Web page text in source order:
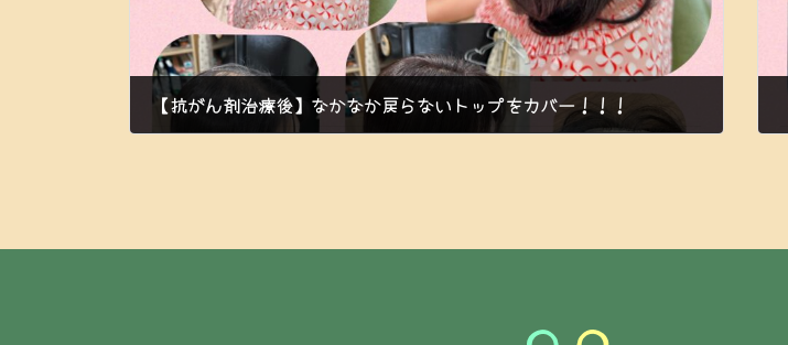
【抗がん剤治療後】なかなか戻らないトップをカバー！！！